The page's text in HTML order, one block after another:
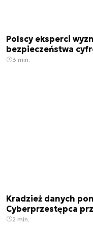
Polscy eksperci
bezpieczeństwa
3 min.
Kradzież danych
Cyberprzestępca
2 min.